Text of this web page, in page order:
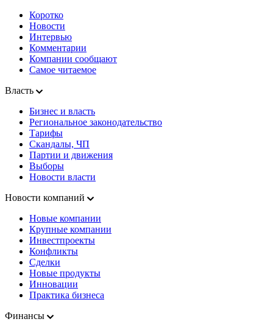
Коротко
Новости
Интервью
Комментарии
Компании сообщают
Самое читаемое
Власть
Бизнес и власть
Региональное законодательство
Тарифы
Скандалы, ЧП
Партии и движения
Выборы
Новости власти
Новости компаний
Новые компании
Крупные компании
Инвестпроекты
Конфликты
Сделки
Новые продукты
Инновации
Практика бизнеса
Финансы